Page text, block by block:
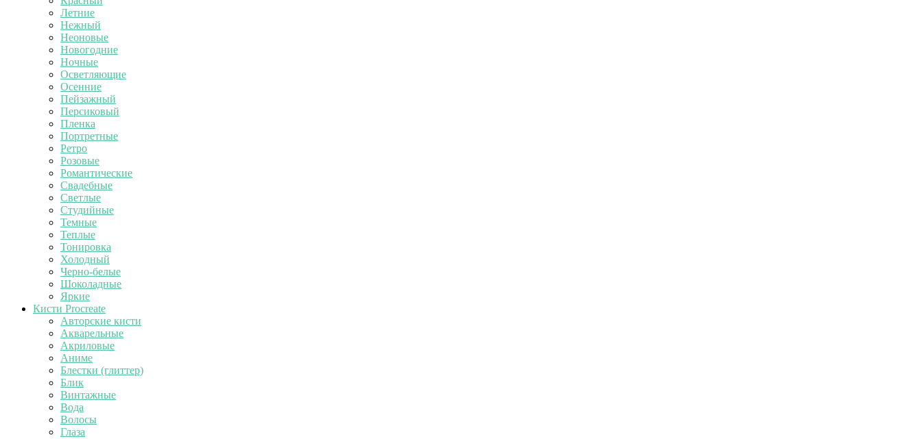
Летние
Нежный
Неоновые
Новогодние
Ночные
Осветляющие
Осенние
Пейзажный
Персиковый
Пленка
Портретные
Ретро
Розовые
Романтические
Свадебные
Светлые
Студийные
Темные
Теплые
Тонировка
Холодный
Черно-белые
Шоколадные
Яркие
Кисти Procreate
Авторские кисти
Акварельные
Акриловые
Аниме
Блестки (глиттер)
Блик
Винтажные
Вода
Волосы
Глаза